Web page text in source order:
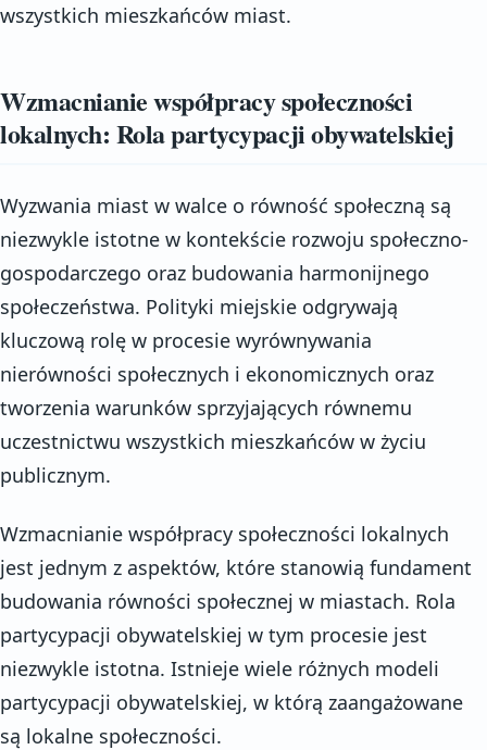
wszystkich mieszkańców miast.
Wzmacnianie współpracy społeczności
lokalnych: Rola partycypacji obywatelskiej
Wyzwania miast w walce o równość społeczną są
niezwykle istotne w kontekście rozwoju społeczno-
gospodarczego oraz budowania harmonijnego
społeczeństwa. Polityki miejskie odgrywają
kluczową rolę w procesie wyrównywania
nierówności społecznych i ekonomicznych oraz
tworzenia warunków sprzyjających równemu
uczestnictwu wszystkich mieszkańców w życiu
publicznym.
Wzmacnianie współpracy społeczności lokalnych
jest jednym z aspektów, które stanowią fundament
budowania równości społecznej w miastach. Rola
partycypacji obywatelskiej w tym procesie jest
niezwykle istotna. Istnieje wiele różnych modeli
partycypacji obywatelskiej, w którą zaangażowane
są lokalne społeczności.